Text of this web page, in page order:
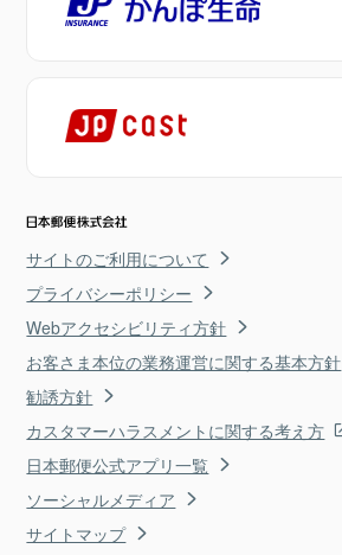
サイトのご利用について
プライバシーポリシー
Webアクセシビリティ方針
お客さま本位の業務運営に関する基本方針
勧誘方針
カスタマーハラスメントに関する考え方
日本郵便公式アプリ一覧
ソーシャルメディア
サイトマップ